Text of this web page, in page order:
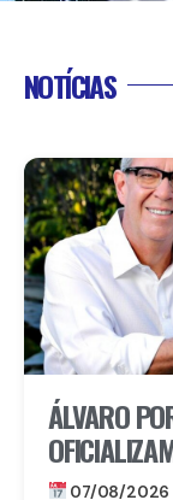
NOTÍCIAS
ÁLVARO
07/08/2026